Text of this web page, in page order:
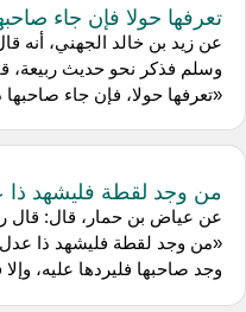
تعرفها حولا فإن جاء
عن زيد بن خالد الجهني، أنه
وسلم فذكر نحو حديث ربيعة،
«تعرفها حولا، فإن جاء صاحبها
من وجد لقطة فليشهد
عن عياض بن حمار، قال: قال
«من وجد لقطة فليشهد ذا عدل
وجد صاحبها فليردها عليه، وإلا